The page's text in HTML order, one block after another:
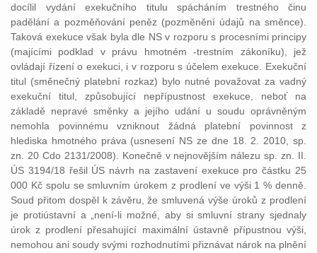
docílil vydání exekučního titulu spácháním trestného činu
padělání a pozměňování peněz (pozměnění údajů na směnce).
Taková exekuce však byla dle NS v rozporu s procesními principy
(majícími podklad v právu hmotném -trestním zákoníku), jež
ovládají řízení o exekuci, i v rozporu s účelem exekuce. Exekuční
titul (směnečný platební rozkaz) bylo nutné považovat za vadný
exekuční titul, způsobující nepřípustnost exekuce, neboť na
základě nepravé směnky a jejího udání u soudu oprávněným
nemohla povinnému vzniknout žádná platební povinnost z
hlediska hmotného práva (usnesení NS ze dne 18. 2. 2010, sp.
zn. 20 Cdo 2131/2008). Konečně v nejnovějším nálezu sp. zn. II.
ÚS 3194/18 řešil ÚS návrh na zastavení exekuce pro částku 25
000 Kč spolu se smluvním úrokem z prodlení ve výši 1 % denně.
Soud přitom dospěl k závěru, že smluvená výše úroků z prodlení
je protiústavní a „není-li možné, aby si smluvní strany sjednaly
úrok z prodlení přesahující maximální ústavně přípustnou výši,
nemohou ani soudy svými rozhodnutími přiznávat nárok na plnění